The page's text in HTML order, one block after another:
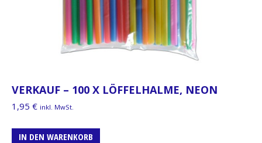
VERKAUF – 100 X LÖFFELHALME, NEON
1,95 € inkl. MwSt.
IN DEN WARENKORB